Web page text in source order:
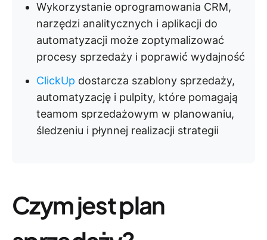
Wykorzystanie oprogramowania CRM,
narzędzi analitycznych i aplikacji do
automatyzacji może zoptymalizować
procesy sprzedaży i poprawić wydajność
ClickUp dostarcza szablony sprzedaży,
automatyzację i pulpity, które pomagają
teamom sprzedażowym w planowaniu,
śledzeniu i płynnej realizacji strategii
Czym jest plan